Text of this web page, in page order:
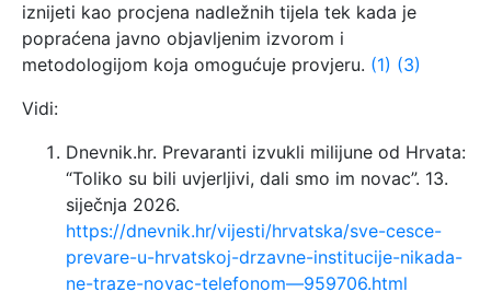
iznijeti kao procjena nadležnih tijela tek kada je
popraćena javno objavljenim izvorom i
metodologijom koja omogućuje provjeru. (1) (3)
Vidi:
Dnevnik.hr. Prevaranti izvukli milijune od Hrvata:
“Toliko su bili uvjerljivi, dali smo im novac”. 13.
siječnja 2026.
https://dnevnik.hr/vijesti/hrvatska/sve-cesce-
prevare-u-hrvatskoj-drzavne-institucije-nikada-
ne-traze-novac-telefonom—959706.html